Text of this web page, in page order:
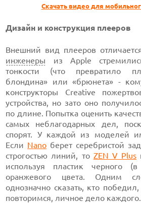
Скачать видео для
Дизайн и конструкция плееров
Внешний вид плееров
инженеры из Apple
тонкости (что превратило
блондина» или «брюнета» -
конструкторы Creative
устройства, но зато оно
по длине. Попытка оценить
самых неблагодарных дел,
спорят. У каждой из моделей
Если Nano берет серебристой
строгостью линий, то ZEN V Plus
используя пластик черного
оранжевого цвета. Одним
однозначно сказать, кто
повторимся, личное дело каждого.